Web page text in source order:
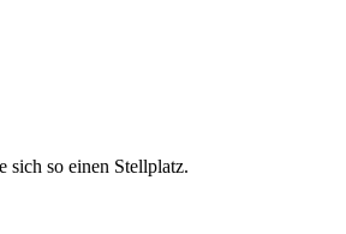
sich so einen Stellplatz.